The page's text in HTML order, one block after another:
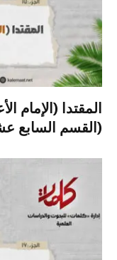
المقتدا (الإمام
(القسم السابع